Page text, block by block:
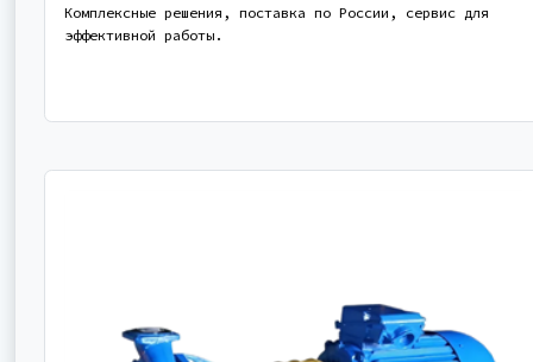
Комплексные решения, поставка по России, сервис для
эффективной работы.